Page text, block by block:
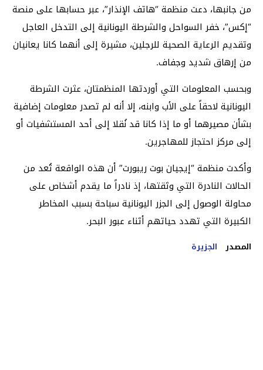
من جانبها، دعت منظمة “هاتف الإنذار”، عبر حسابها على منصة
“إكس”، خفر السواحل والشرطة اليونانية إلى التدخل العاجل
وتقديم الرعاية الصحية للرجلين، مشيرة إلى أنهما كانا يعانيان
من إرهاق شديد وجفاف.
وبحسب المعلومات التي أوردتها المنظمتان، عثرت الشرطة
اليونانية لاحقاً على الأب وابنه، إلا أنه لم تصدر معلومات إضافية
بشأن مصيرهما أو ما إذا كانا قد نُقلا إلى أحد المستشفيات أو
إلى مركز احتجاز للمهاجرين.
وأكدت منظمة “إيجيان بوت ريبورت” أن هذه الواقعة تُعد من
الحالات النادرة التي وثقتها، إذ نادراً ما يقدم أشخاص على
محاولة الوصول إلى الجزر اليونانية سباحة بسبب المخاطر
الكبيرة التي تهدد حياتهم أثناء عبور البحر.
المصدر الجزيرة